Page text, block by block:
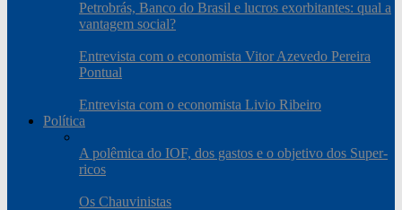
Petrobrás, Banco do Brasil e lucros exorbitantes: qual a
vantagem social?
Entrevista com o economista Vitor Azevedo Pereira
Pontual
Entrevista com o economista Livio Ribeiro
Política
A polêmica do IOF, dos gastos e o objetivo dos Super-
ricos
Os Chauvinistas